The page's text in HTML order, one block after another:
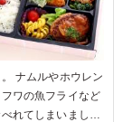
ナムルやホウレン
ワの魚フライなど
れてしまいまし